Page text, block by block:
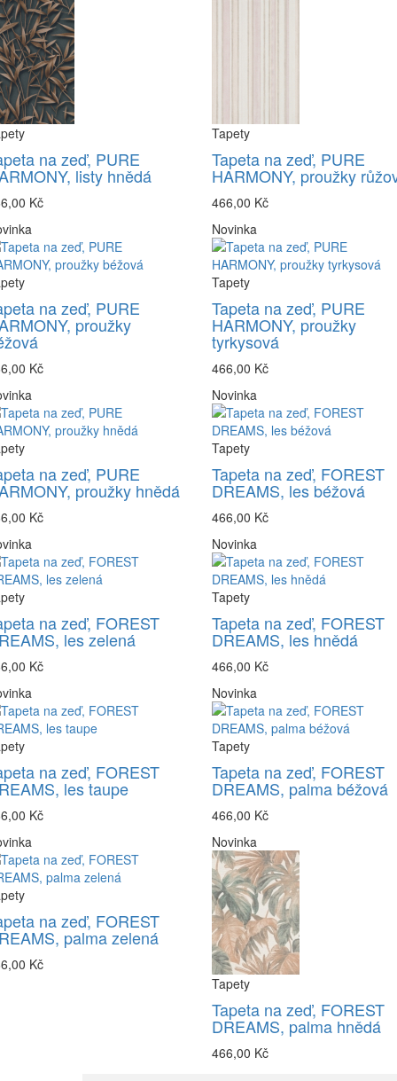
na zeď, PURE
listy hnědá
Kč
Tapety
Tapeta na zeď, PURE
HARMONY, proužky
466,00 Kč
na zeď, PURE
proužky
Kč
Novinka
Tapety
Tapeta na zeď, PURE
HARMONY, proužky
tyrkysová
466,00 Kč
na zeď, PURE
proužky hnědá
Kč
Novinka
Tapety
Tapeta na zeď, FOREST
DREAMS, les béžová
466,00 Kč
na zeď, FOREST
les zelená
Kč
Novinka
Tapety
Tapeta na zeď, FOREST
DREAMS, les hnědá
466,00 Kč
na zeď, FOREST
les taupe
Kč
Novinka
Tapety
Tapeta na zeď, FOREST
DREAMS, palma béžová
466,00 Kč
na zeď, FOREST
palma zelená
Kč
Novinka
Tapety
Tapeta na zeď, FOREST
DREAMS, palma hnědá
466,00 Kč